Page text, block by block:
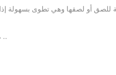
مجرد إلقاء نظرة على هؤلاء الرجال يلهون كثيرا ...